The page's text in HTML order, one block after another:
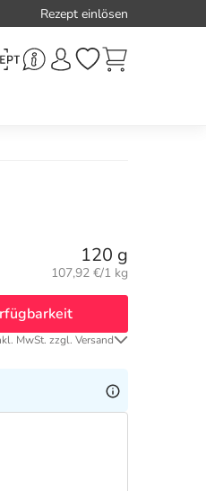
Rezept einlösen
120 g
Grundpreis:
107,92 €/1 kg
MwSt. zzgl. Versand